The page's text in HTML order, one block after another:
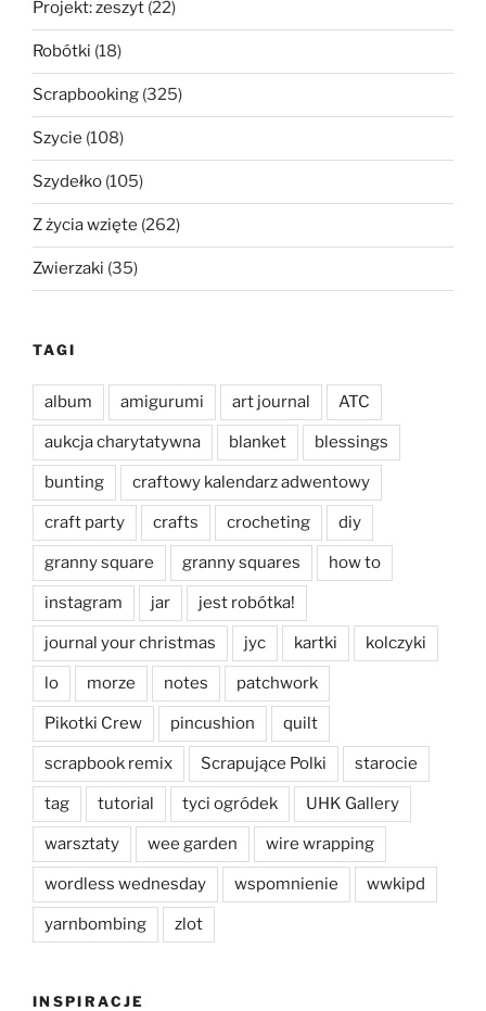
Projekt: zeszyt (22)
Robótki (18)
Scrapbooking (325)
Szycie (108)
Szydełko (105)
Z życia wzięte (262)
Zwierzaki (35)
TAGI
album amigurumi art journal ATC
aukcja charytatywna blanket blessings
bunting craftowy kalendarz adwentowy
craft party crafts crocheting diy
granny square granny squares how to
instagram jar jest robótka!
journal your christmas jyc kartki kolczyki
lo morze notes patchwork
Pikotki Crew pincushion quilt
scrapbook remix Scrapujące Polki starocie
tag tutorial tyci ogródek UHK Gallery
warsztaty wee garden wire wrapping
wordless wednesday wspomnienie wwkipd
yarnbombing zlot
INSPIRACJE